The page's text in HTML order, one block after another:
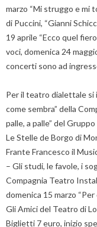
marzo “Mi struggo e mi
di Puccini, “Gianni
19 aprile “Ecco quel
voci, domenica 24
concerti sono ad
Per il teatro dialettale si
come sembra” della
palle, a palle” del
Le Stelle de Borgo di
Frante Francesco il
– Gli studi, le favole, i
Compagnia Teatro
domenica 15 marzo
Gli Amici del Teatro di
Biglietti 7 euro, inizio